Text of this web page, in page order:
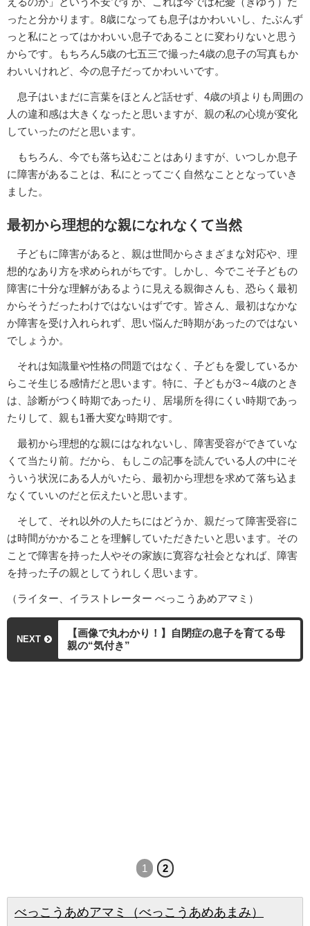
ったと分かります。8歳になっても息子はかわいいし、たぶんず
っと私にとってはかわいい息子であることに変わりないと思う
からです。もちろん5歳の七五三で撮った4歳の息子の写真もか
わいいけれど、今の息子だってかわいいです。
息子はいまだに言葉をほとんど話せず、4歳の頃よりも周囲の
人の違和感は大きくなったと思いますが、親の私の心境が変化
していったのだと思います。
もちろん、今でも落ち込むことはありますが、いつしか息子
に障害があることは、私にとってごく自然なこととなっていき
ました。
最初から理想的な親になれなくて当然
子どもに障害があると、親は世間からさまざまな対応や、理
想的なあり方を求められがちです。しかし、今でこそ子どもの
障害に十分な理解があるように見える親御さんも、恐らく最初
からそうだったわけではないはずです。皆さん、最初はなかな
か障害を受け入れられず、思い悩んだ時期があったのではない
でしょうか。
それは知識量や性格の問題ではなく、子どもを愛しているか
らこそ生じる感情だと思います。特に、子どもが3～4歳のとき
は、診断がつく時期であったり、居場所を得にくい時期であっ
たりして、親も1番大変な時期です。
最初から理想的な親にはなれないし、障害受容ができていな
くて当たり前。だから、もしこの記事を読んでいる人の中にそ
ういう状況にある人がいたら、最初から理想を求めて落ち込ま
なくていいのだと伝えたいと思います。
そして、それ以外の人たちにはどうか、親だって障害受容に
は時間がかかることを理解していただきたいと思います。その
ことで障害を持った人やその家族に寛容な社会となれば、障害
を持った子の親としてうれしく思います。
（ライター、イラストレーター べっこうあめアマミ）
NEXT
【画像で丸わかり！】自閉症の息子を育てる母
親の“気付き”
1 2
べっこうあめアマミ（べっこうあめあまみ）